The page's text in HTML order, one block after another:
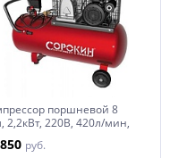
поршневой 8
2,2кВт, 220В, 420л/мин,
СОРОКИН
руб.